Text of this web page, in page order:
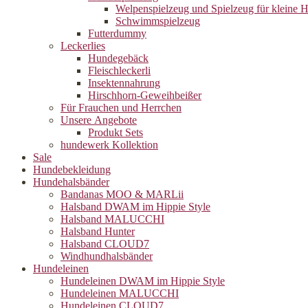
Welpenspielzeug und Spielzeug für kleine
Schwimmspielzeug
Futterdummy
Leckerlies
Hundegebäck
Fleischleckerli
Insektennahrung
Hirschhorn-Geweihbeißer
Für Frauchen und Herrchen
Unsere Angebote
Produkt Sets
hundewerk Kollektion
Sale
Hundebekleidung
Hundehalsbänder
Bandanas MOO & MARLii
Halsband DWAM im Hippie Style
Halsband MALUCCHI
Halsband Hunter
Halsband CLOUD7
Windhundhalsbänder
Hundeleinen
Hundeleinen DWAM im Hippie Style
Hundeleinen MALUCCHI
Hundeleinen CLOUD7